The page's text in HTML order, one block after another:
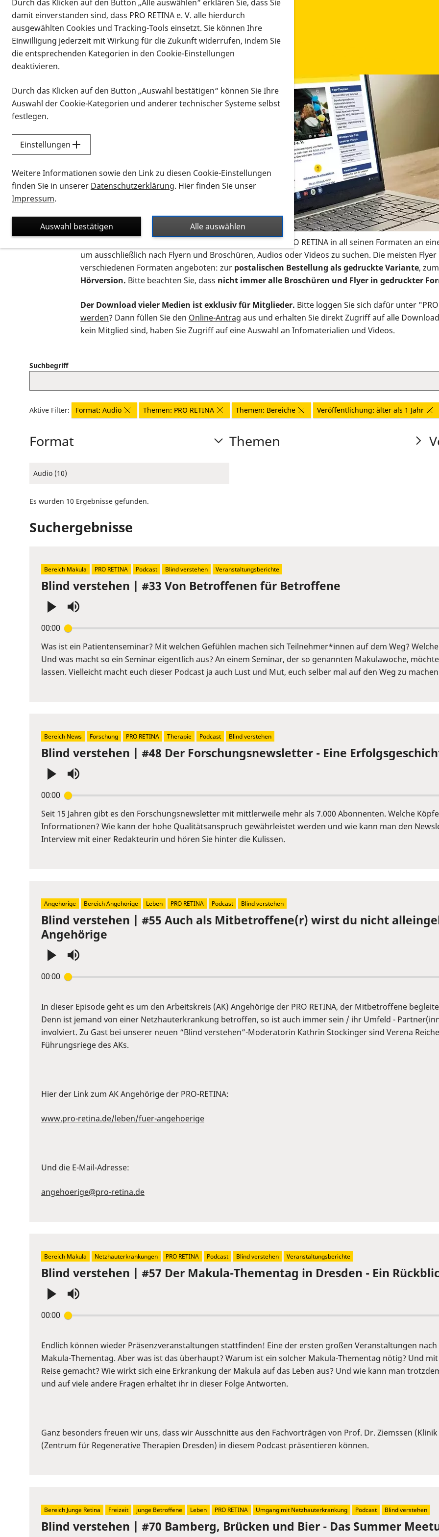
Infomaterial
Infomaterial
Vorlesen
Alle Infomaterialien in verschiedenen Formaten an
Sie möchten wissen, wie Sie nach Infonmaterial suchen und dieses bestellen bzw. herunterladen
Erklärvideos zum Thema Infomaterial auf der PRO RETINA-Website für blinde und
Auf dieser Seite finden Sie sämtliches Infomaterial der PRO RETINA in all seinen Formaten an
um ausschließlich nach Flyern und Broschüren, Audios oder Videos zu suchen. Die meisten
verschiedenen Formaten angeboten: zur postalischen Bestellung als gedruckte Variante,
Hörversion. Bitte beachten Sie, dass nicht immer alle Broschüren und Flyer in gedruckter
Der Download vieler Medien ist exklusiv für Mitglieder. Bitte loggen Sie sich dafür unter
werden? Dann füllen Sie den Online-Antrag aus und erhalten Sie direkt Zugriff auf alle
kein Mitglied sind, haben Sie Zugriff auf eine Auswahl an Infomaterialien und Videos.
Suchbegriff
Aktive Filter: Format: Audio Themen: PRO RETINA Themen: Bereiche Veröffentlichung: älter als 1 Jahr
Format
Audio (10)
Themen
Es wurden 10 Ergebnisse gefunden.
Suchergebnisse
Blind verstehen | #33 Von Betroffenen für Betroffene
00:00
Enter
or
Space
to
Was ist ein Patientenseminar? Mit welchen Gefühlen machen sich Teilnehmer*innen auf dem Weg?
Und was macht so ein Seminar eigentlich aus? An einem Seminar, der so genannten Makulawoche,
lassen. Vielleicht macht euch dieser Podcast ja auch Lust und Mut, euch selber mal auf den Weg zu
Bereich Makula PRO RETINA Podcast Blind verstehen Veranstaltungsberichte
Blind verstehen | #48 Der Forschungsnewsletter - Eine
00:00
Enter
or
Space
to
Seit 15 Jahren gibt es den Forschungsnewsletter mit mittlerweile mehr als 7.000 Abonnenten. Welche
Informationen? Wie kann der hohe Qualitätsanspruch gewährleistet werden und wie kann man den
Interview mit einer Redakteurin und hören Sie hinter die Kulissen.
Bereich News Forschung PRO RETINA Therapie Podcast Blind verstehen
Blind verstehen | #55 Auch als Mitbetroffene(r) wirst du nicht
Angehörige
00:00
Enter
Space
to
show
volume
In dieser Episode geht es um den Arbeitskreis (AK) Angehörige der PRO RETINA, der Mitbetroffene
Denn ist jemand von einer Netzhauterkrankung betroffen, so ist auch immer sein / ihr Umfeld -
involviert. Zu Gast bei unserer neuen “Blind verstehen”-Moderatorin Kathrin Stockinger sind Verena
Führungsriege des AKs.
Hier der Link zum AK Angehörige der PRO-RETINA:
www.pro-retina.de/leben/fuer-angehoerige
Und die E-Mail-Adresse:
angehoerige@pro-retina.de
Angehörige Bereich Angehörige Leben PRO RETINA Podcast Blind verstehen
Blind verstehen | #57 Der Makula-Thementag in Dresden - Ein
00:00
Enter
Space
to
show
volume
Endlich können wieder Präsenzveranstaltungen stattfinden! Eine der ersten großen Veranstaltungen
Makula-Thementag. Aber was ist das überhaupt? Warum ist ein solcher Makula-Thementag nötig? Und
Reise gemacht? Wie wirkt sich eine Erkrankung der Makula auf das Leben aus? Und wie kann man
und auf viele andere Fragen erhaltet ihr in dieser Folge Antworten.
Ganz besonders freuen wir uns, dass wir Ausschnitte aus den Fachvorträgen von Prof. Dr. Ziemssen
(Zentrum für Regenerative Therapien Dresden) in diesem Podcast präsentieren können.
Bereich Makula Netzhauterkrankungen PRO RETINA Podcast Blind verstehen Veranstaltungsberichte
Blind verstehen | #70 Bamberg, Brücken und Bier - Das Summer
Bereich Junge Retina Freizeit junge Betroffene Leben PRO RETINA Umgang mit Netzhauterkrankung Podcast Blind verstehen
Durch das Klicken auf den Button „Alle auswählen“ erklären Sie, dass Sie
damit einverstanden sind, dass PRO RETINA e. V. alle hierdurch
ausgewählten Cookies und Tracking-Tools einsetzt. Sie können Ihre
Einwilligung jederzeit mit Wirkung für die Zukunft widerrufen, indem Sie
die entsprechenden Kategorien in den Cookie-Einstellungen
deaktivieren.
Durch das Klicken auf den Button „Auswahl bestätigen“ können Sie Ihre
Auswahl der Cookie-Kategorien und anderer technischer Systeme selbst
festlegen.
Einstellungen
Weitere Informationen sowie den Link zu diesen Cookie-Einstellungen
finden Sie in unserer Datenschutzerklärung. Hier finden Sie unser
Impressum.
Alle auswählen
Auswahl bestätigen